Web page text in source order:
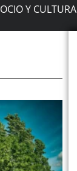
OCIO Y CULTURA